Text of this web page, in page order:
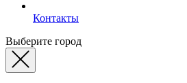
Контакты
Выберите город